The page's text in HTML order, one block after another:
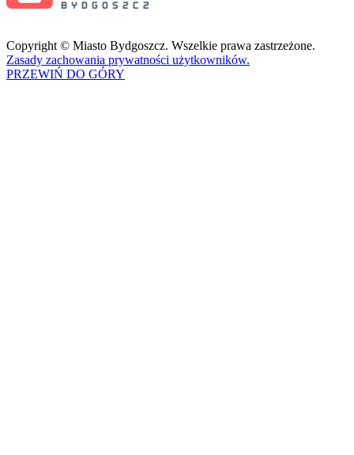
Copyright © Miasto Bydgoszcz. Wszelkie prawa zastrzeżone.
Zasady zachowania prywatności użytkowników.
PRZEWIŃ DO GÓRY